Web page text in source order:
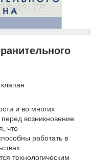
и во многих
возникновение
что
работать в
технологическим